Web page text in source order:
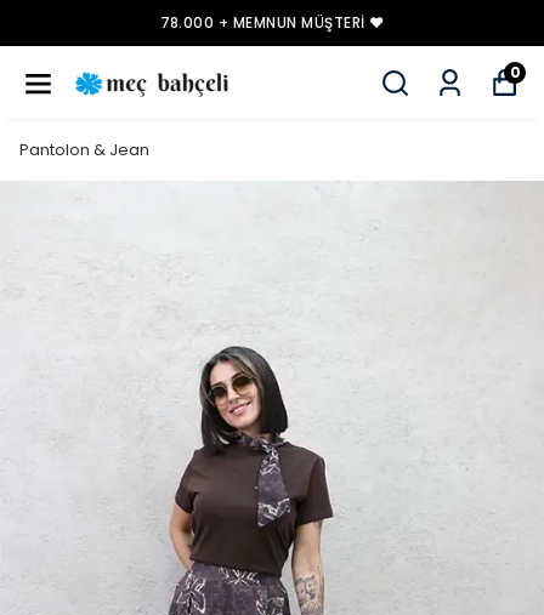
78.000 + MEMNUN MÜŞTERI ❤️
0
Pantolon & Jean